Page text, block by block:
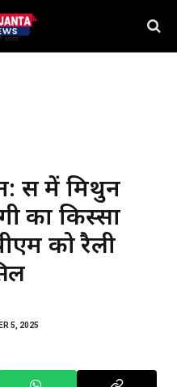
रूस में मिथुन
का किस्सा
को रैली
5, 2025